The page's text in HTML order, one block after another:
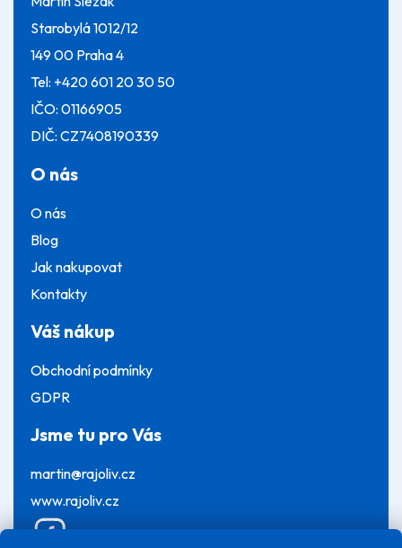
Starobylá 1012/12
149 00 Praha 4
Tel: +420 601 20 30 50
IČO: 01166905
DIČ: CZ7408190339
O nás
O nás
Blog
Jak nakupovat
Kontakty
Váš nákup
Obchodní podmínky
GDPR
Jsme tu pro Vás
martin@rajoliv.cz
www.rajoliv.cz